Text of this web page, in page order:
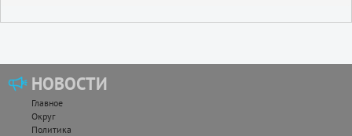
НОВОСТИ
Главное
Округ
Политика